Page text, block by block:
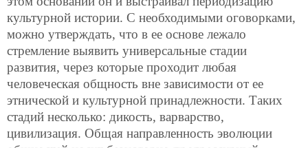
культурной истории. С необходимыми оговорками,
можно утверждать, что в ее основе лежало
стремление выявить универсальные стадии
развития, через которые проходит любая
человеческая общность вне зависимости от ее
этнической и культурной принадлежности. Таких
стадий несколько: дикость, варварство,
цивилизация. Общая направленность эволюции